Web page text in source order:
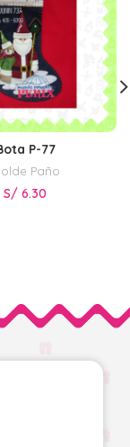
P-77
Paño
S/ 6.30